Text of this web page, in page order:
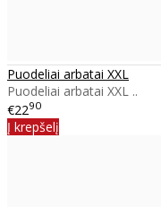
Puodeliai arbatai XXL
Puodeliai arbatai XXL ..
€2290
Į krepšelį